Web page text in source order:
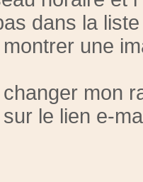
dans la
une
mon
le lien e-